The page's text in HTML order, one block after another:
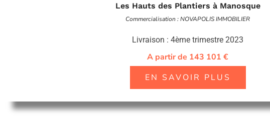
Les Hauts des Plantiers à Manosque
Commercialisation : NOVAPOLIS IMMOBILIER
Livraison : 4ème trimestre 2023
A partir de 143 101 €
EN SAVOIR PLUS